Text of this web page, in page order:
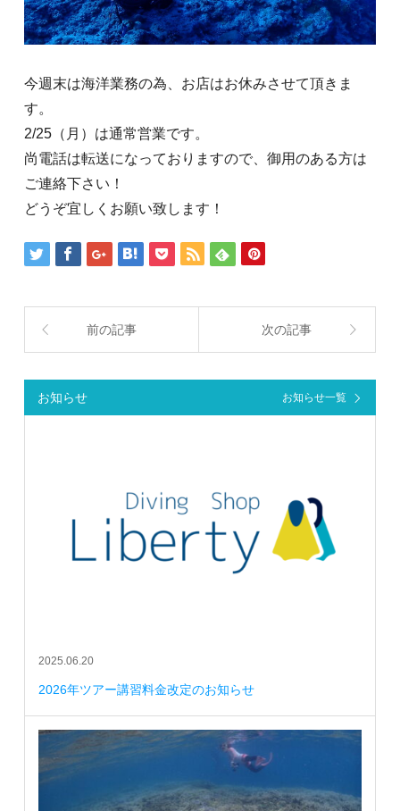
今週末は海洋業務の為、お店はお休みさせて頂きま
す。
2/25（月）は通常営業です。
尚電話は転送になっておりますので、御用のある方は
ご連絡下さい！
どうぞ宜しくお願い致します！
前の記事 次の記事
お知らせ お知らせ一覧
2025.06.20
2026年ツアー講習料金改定のお知らせ